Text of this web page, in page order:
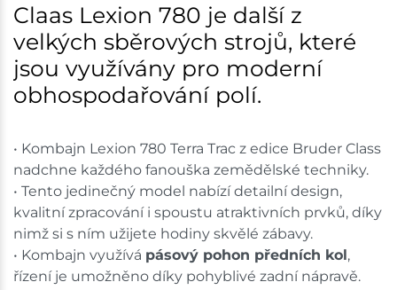
Claas Lexion 780 je další z
velkých sběrových strojů, které
jsou využívány pro moderní
obhospodařování polí.
• Kombajn Lexion 780 Terra Trac z edice Bruder Class
nadchne každého fanouška zemědělské techniky.
• Tento jedinečný model nabízí detailní design,
kvalitní zpracování i spoustu atraktivních prvků, díky
nimž si s ním užijete hodiny skvělé zábavy.
• Kombajn využívá pásový pohon předních kol,
řízení je umožněno díky pohyblivé zadní nápravě.